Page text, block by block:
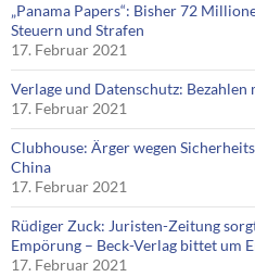
„Panama Papers“: Bisher 72
Steuern und Strafen
17. Februar 2021
Verlage und Datenschutz: Bezahlen
17. Februar 2021
Clubhouse: Ärger wegen
China
17. Februar 2021
Rüdiger Zuck: Juristen-Zeitung
Empörung – Beck-Verlag bittet um
17. Februar 2021